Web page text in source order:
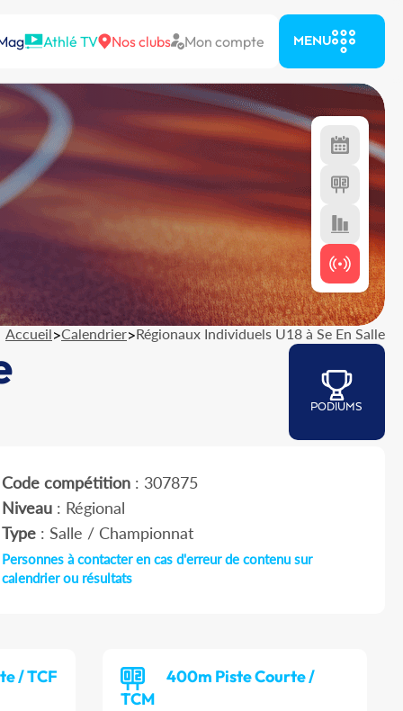
Athlé TV Nos clubs Mon compte MENU
Accueil>Calendrier>Régionaux Individuels U18 à Se En Salle
PODIUMS
Code compétition: 307875
Niveau: Régional
Type: Salle / Championnat
Personnes à contacter en cas d'erreur de contenu sur
calendrier ou résultats
/ TCF
400m Piste Courte /
TCM